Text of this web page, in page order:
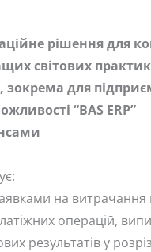
рішення
світових практик
зокрема для
“BAS ERP”
на
операцій,
результатів у